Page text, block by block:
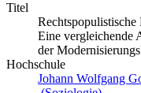
Titel
Eine vergleichende
der
Hochschule
Johann Wolfgang